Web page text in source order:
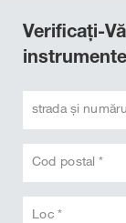
Verificați-
strada și
Cod postal *
Loc *